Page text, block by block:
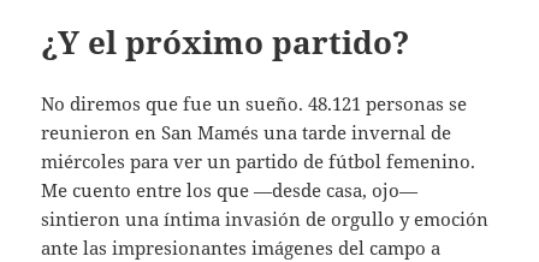
¿Y el próximo partido?
No diremos que fue un sueño. 48.121 personas se
reunieron en San Mamés una tarde invernal de
miércoles para ver un partido de fútbol femenino.
Me cuento entre los que —desde casa, ojo—
sintieron una íntima invasión de orgullo y emoción
ante las impresionantes imágenes del campo a